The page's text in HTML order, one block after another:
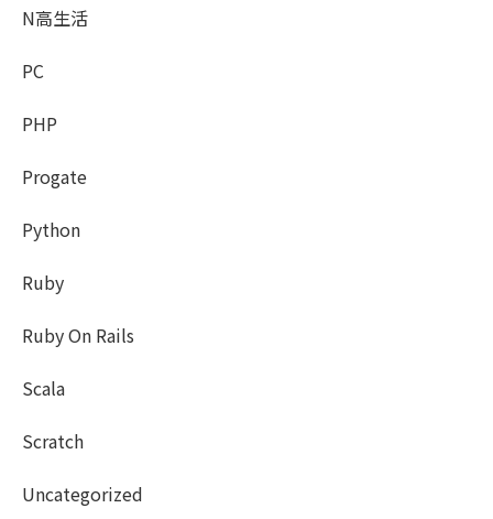
N高生活
PC
PHP
Progate
Python
Ruby
Ruby On Rails
Scala
Scratch
Uncategorized